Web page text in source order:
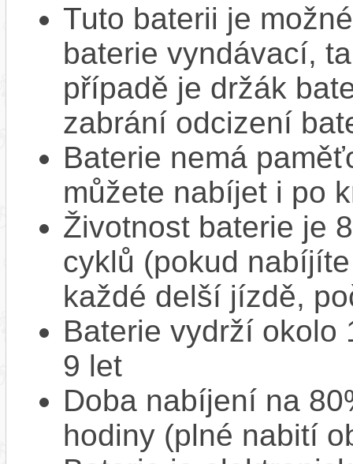
Tuto baterii je
baterie vyndávací,
případě je držák
zabrání odcizení
Baterie nemá
můžete nabíjet i po
Životnost baterie je
cyklů (pokud
každé delší jízdě,
Baterie vydrží okolo
9 let
Doba nabíjení na
hodiny (plné nabití